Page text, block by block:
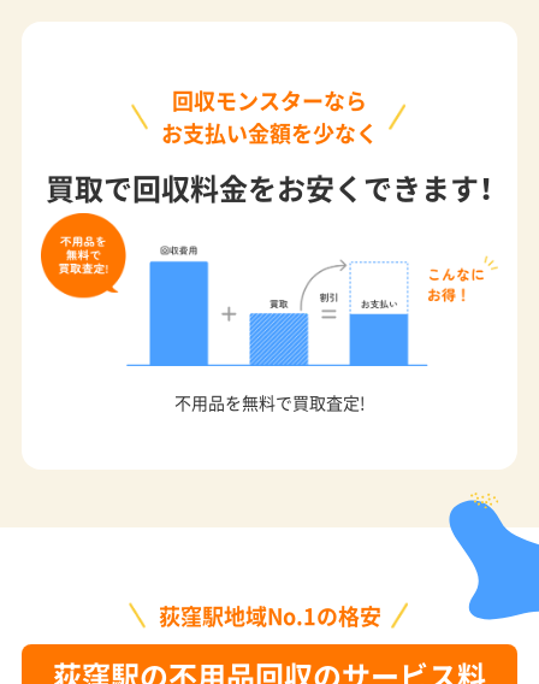
回収モンスターなら
お支払い金額を少なく
買取で回収料金をお安くできます！
不用品を無料で買取査定!
荻窪駅地域No.1の格安